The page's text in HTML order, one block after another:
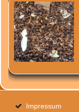
Impressum